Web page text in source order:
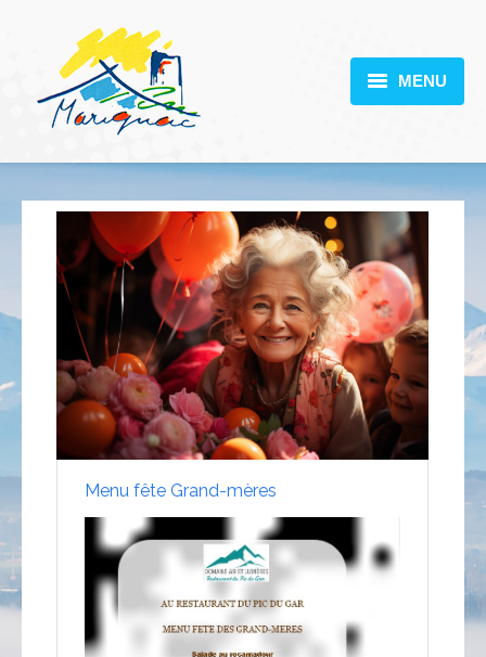
MENU
DÉCOUVERTE
VIE PRATIQUE
SCOLARITÉ
ACTUALITÉS
CONTACT
Menu fête Grand-mères